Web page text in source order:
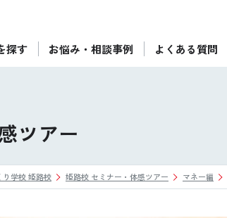
探す お悩み・相談事例 よくある質問
宅会社をご提案
くりをレクチャー
をみる
！全国20校
校を探す
ツアー
り学校 姫路校 姫路校 セミナー・体感ツアー マネー編